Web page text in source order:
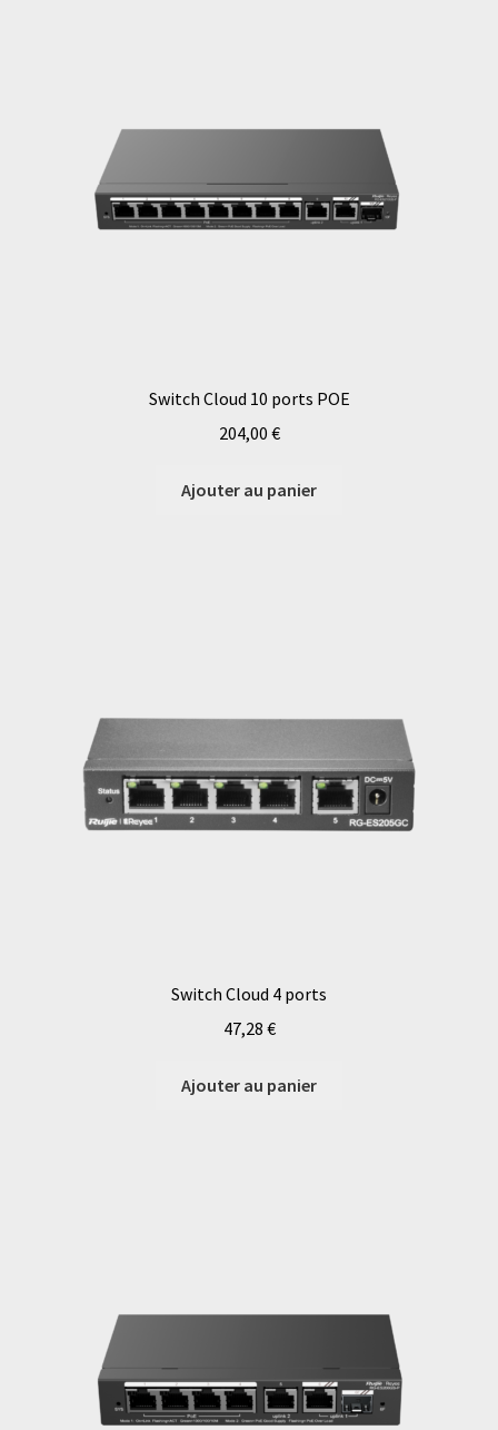
Switch Cloud 10 ports POE
204,00 €
Ajouter au panier
Switch Cloud 4 ports
47,28 €
Ajouter au panier